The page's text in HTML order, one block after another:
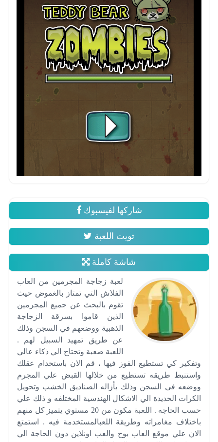
شاركها لفيسبوك
تويت اللعبة
شاشة كاملة
لعبة زجاجة المجرمين من العاب
الفلاش التي تمتاز بالغموض حيث
تقوم بالبحث عن جميع المجرمين
الذين قاموا بسرقة الزجاجة
الذهبية ووضعهم في السجن وذلك
عن طريق تمهيد السبيل لهم .
اللعبة صعبة وتحتاج الي ذكاء عالي
وتفكير كي تستطيع الفوز فيها ، قم الان باستخدام عقلك
واستنبط طريقه تستطيع من خلالها القبض علي المجرم
ووضعه في السجن وذلك بأزاله الصناديق الخشب وتحويل
الكرات الحديدة الي الاشكال الهندسية المختلفه و ذلك علي
حسب الحاجه . اللعبة مكون من 20 مستوي يتميز كل منهم
باختلاف مغامراته وطريقة اللعبالمستخدمة فيه . استمتع
الان علي موقع العاب بوح والعب اونلاين دون الحاجة الي